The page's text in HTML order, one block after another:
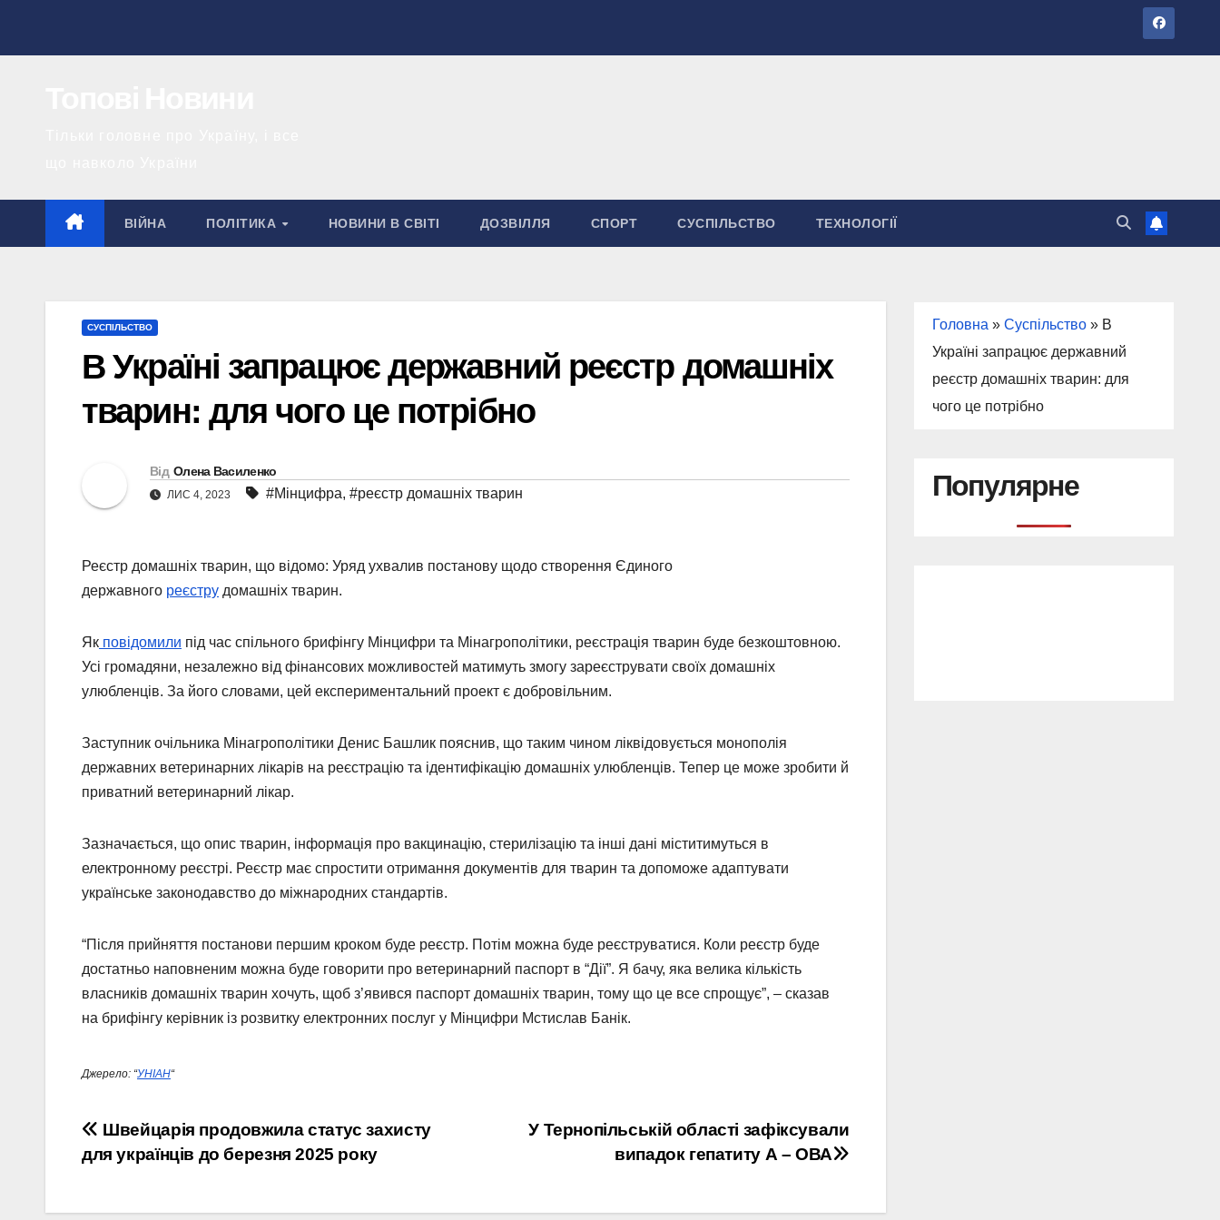
ВІЙНА ПОЛІТИКА НОВИНИ В СВІТІ ДОЗВІЛЛЯ СПОРТ СУСПІЛЬСТВО ТЕХНОЛОГІЇ
СУСПІЛЬСТВО
В Україні запрацює державний реєстр домашніх
тварин: для чого це потрібно
Від Олена Василенко
ЛИС 4, 2023 #Мінцифра, #реєстр домашніх тварин
Реєстр домашніх тварин, що відомо: Уряд ухвалив постанову щодо створення Єдиного
державного реєстру домашніх тварин.
Як повідомили під час спільного брифінгу Мінцифри та Мінагрополітики, реєстрація тварин буде безкоштовною.
Усі громадяни, незалежно від фінансових можливостей матимуть змогу зареєструвати своїх домашніх
улюбленців. За його словами, цей експериментальний проект є добровільним.
Заступник очільника Мінагрополітики Денис Башлик пояснив, що таким чином ліквідовується монополія
державних ветеринарних лікарів на реєстрацію та ідентифікацію домашніх улюбленців. Тепер це може зробити й
приватний ветеринарний лікар.
Зазначається, що опис тварин, інформація про вакцинацію, стерилізацію та інші дані міститимуться в
електронному реєстрі. Реєстр має спростити отримання документів для тварин та допоможе адаптувати
українське законодавство до міжнародних стандартів.
“Після прийняття постанови першим кроком буде реєстр. Потім можна буде реєструватися. Коли реєстр буде
достатньо наповненим можна буде говорити про ветеринарний паспорт в “Дії”. Я бачу, яка велика кількість
власників домашніх тварин хочуть, щоб з’явився паспорт домашніх тварин, тому що це все спрощує”, – сказав
на брифінгу керівник із розвитку електронних послуг у Мінцифри Мстислав Банік.
Джерело: “УНІАН“
Навігація
записів
У Тернопільській області зафіксували
випадок гепатиту А – ОВА
Швейцарія продовжила статус захисту
для українців до березня 2025 року
Головна » Суспільство» В
Україні запрацює державний
реєстр домашніх тварин: для
чого це потрібно
Популярне